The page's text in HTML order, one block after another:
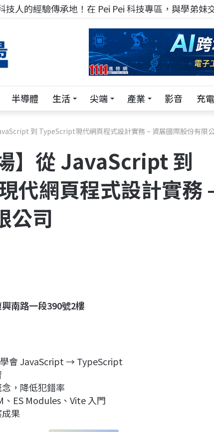
技人的經驗傳承地！在 Pei Pei 科技專區，與學弟妹
半導體 生活 尖端 產業 影音 充
到 TypeScript現代網頁程式設計實務 – 資展國際股份有限
】從 JavaScript 到
代網頁程式設計實務
公司
南路一段390號2樓
會 JavaScript → TypeScript
，降低犯錯率
、ES Modules、Vite 入門
成果